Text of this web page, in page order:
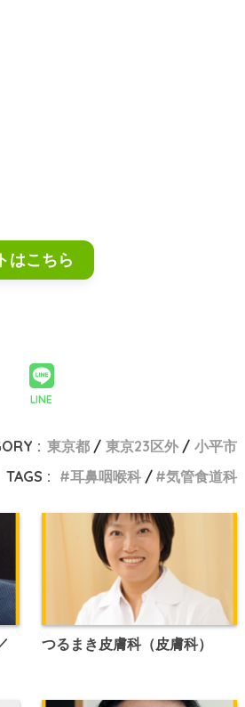
はこちら
LINE
: 東京都 東京23区外
小平市
TAGS :
耳鼻咽喉科 気管食道科
つるまき皮膚科（皮膚科）